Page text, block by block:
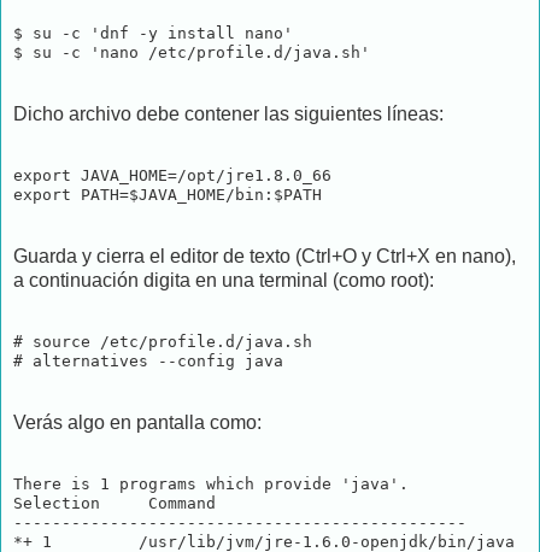
$ su -c 'dnf -y install nano'
$ su -c 'nano /etc/profile.d/java.sh'
Dicho archivo debe contener las siguientes líneas:
export JAVA_HOME=/opt/jre1.8.0_66
export PATH=$JAVA_HOME/bin:$PATH
Guarda y cierra el editor de texto (Ctrl+O y Ctrl+X en nano),
a continuación digita en una terminal (como root):
# source /etc/profile.d/java.sh
Verás algo en pantalla como:
There is 1 programs which provide 'java'.
Selection     Command
-----------------------------------------------
*+ 1         /usr/lib/jvm/jre-1.6.0-openjdk/bin/java